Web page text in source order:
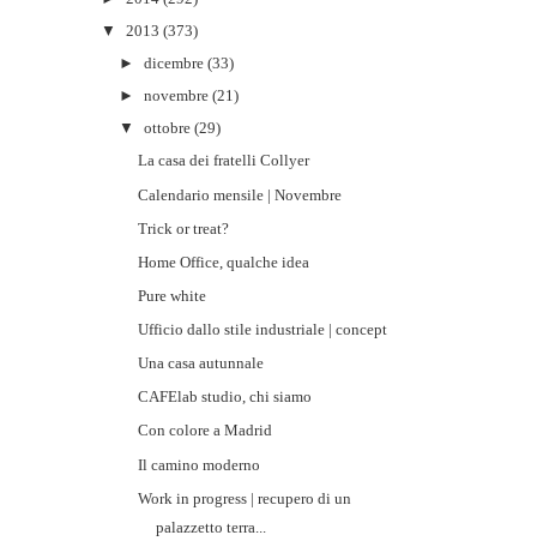
▼
2013 (373)
►dicembre (33)
►novembre (21)
▼
ottobre (29)
La casa dei fratelli Collyer
Calendario mensile | Novembre
Trick or treat?
Home Office, qualche idea
Pure white
Ufficio dallo stile industriale | concept
Una casa autunnale
CAFElab studio, chi siamo
Con colore a Madrid
Il camino moderno
Work in progress | recupero di un
palazzetto terra...